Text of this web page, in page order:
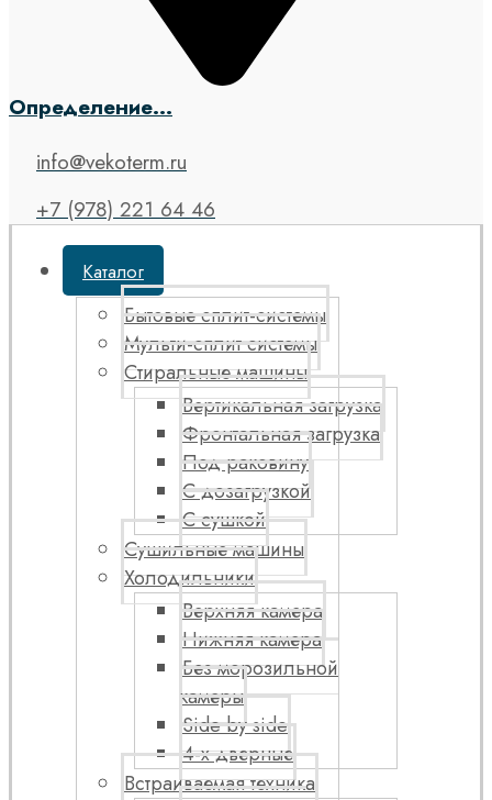
Определение...
info@vekoterm.ru
+7 (978) 221 64 46
Каталог
Бытовые сплит-системы
Мульти-сплит системы
Стиральные машины
Вертикальная загрузка
Фронтальная загрузка
Под раковину
С дозагрузкой
С сушкой
Сушильные машины
Холодильники
Верхняя камера
Нижняя камера
Без морозильной
камеры
Side by side
4-х дверные
Встраиваемая техника